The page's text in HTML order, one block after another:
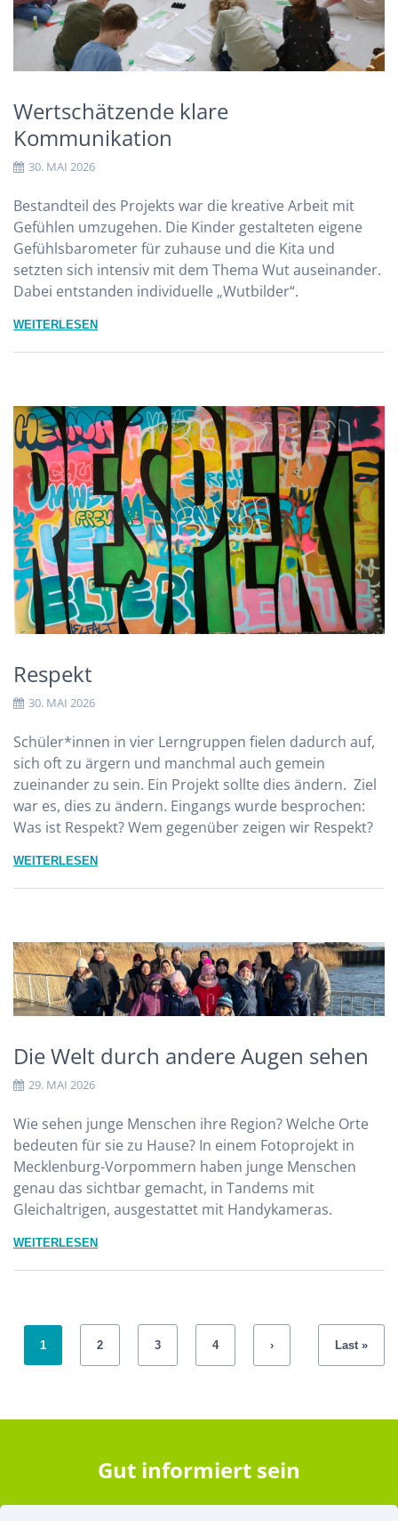
Wertschätzende klare
Kommunikation
30. MAI 2026
Bestandteil des Projekts war die kreative Arbeit mit
Gefühlen umzugehen. Die Kinder gestalteten eigene
Gefühlsbarometer für zuhause und die Kita und
setzten sich intensiv mit dem Thema Wut auseinander.
Dabei entstanden individuelle „Wutbilder“.
WEITERLESEN
Respekt
30. MAI 2026
Schüler*innen in vier Lerngruppen fielen dadurch auf,
sich oft zu ärgern und manchmal auch gemein
zueinander zu sein. Ein Projekt sollte dies ändern. Ziel
war es, dies zu ändern. Eingangs wurde besprochen:
Was ist Respekt? Wem gegenüber zeigen wir Respekt?
WEITERLESEN
Die Welt durch andere Augen sehen
29. MAI 2026
Wie sehen junge Menschen ihre Region? Welche Orte
bedeuten für sie zu Hause? In einem Fotoprojekt in
Mecklenburg-Vorpommern haben junge Menschen
genau das sichtbar gemacht, in Tandems mit
Gleichaltrigen, ausgestattet mit Handykameras.
WEITERLESEN
1 2 3 4 › Last »
Gut informiert sein